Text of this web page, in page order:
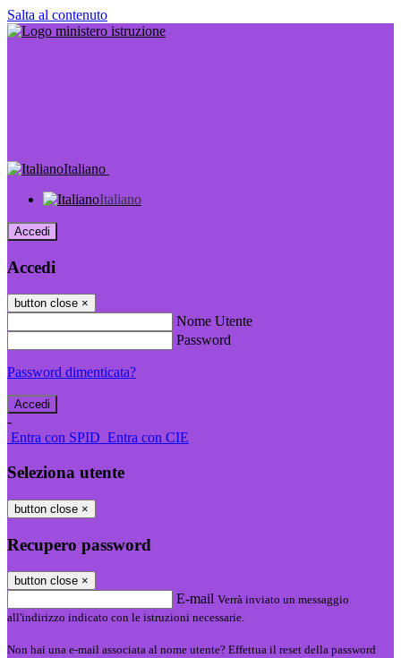
Salta al contenuto
Italiano
Italiano
Accedi
Accedi
button close ×
Nome Utente
Password
Password dimenticata?
-
Entra con SPID Entra con CIE
Seleziona utente
button close ×
Recupero password
button close ×
E-mail Verrà inviato un messaggio
all'indirizzo indicato con le istruzioni necessarie.
Non hai una e-mail associata al nome utente? Effettua il reset della password